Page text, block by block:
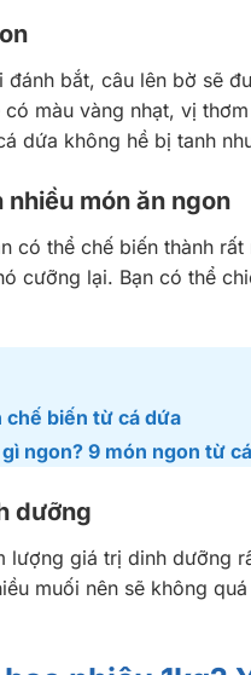
đánh bắt, câu lên bờ sẽ
có màu vàng nhạt, vị
dứa không hề bị tanh
nhiều món ăn ngon
có thể chế biến thành
cưỡng lại. Bạn có thể
chế biến từ cá dứa
ngon? 9 món ngon từ
dưỡng
lượng giá trị dinh dưỡng
muối nên sẽ không